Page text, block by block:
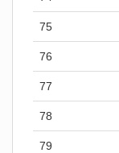
75
76
77
78
79